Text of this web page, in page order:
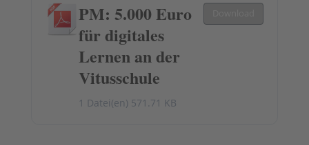
PM: 5.000 Euro
für digitales
Lernen an der
Vitusschule
1 Datei(en) 571.71 KB